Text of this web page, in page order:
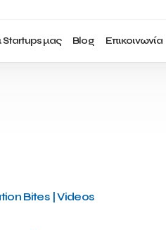
Startups μας Blog Επικοινωνία
Bites | Videos